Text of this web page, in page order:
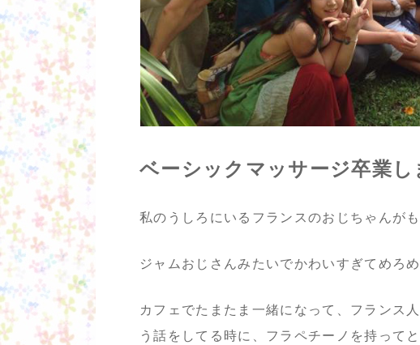
ベーシックマッサージ卒業
私のうしろにいるフランスのおじちゃんが
ジャムおじさんみたいでかわいすぎてめろめ
カフェでたまたま一緒になって、フランス
う話をしてる時に、フラペチーノを持って